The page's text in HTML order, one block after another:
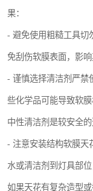
果：
- 避免使用粗糙工具切
免刮伤软膜表面，影
- 谨慎选择清洁剂严禁
些化学品可能导致软膜
中性清洁剂是较安全的
- 注意安装结构软膜天
水或清洁剂到灯具部位
如果天花有复杂造型